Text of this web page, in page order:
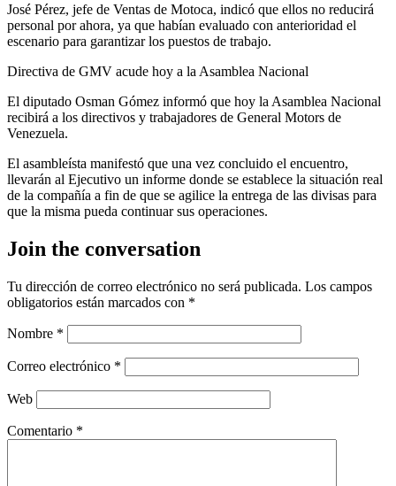
José Pérez, jefe de Ventas de Motoca, indicó que ellos no reducirá
personal por ahora, ya que habían evaluado con anterioridad el
escenario para garantizar los puestos de trabajo.
Directiva de GMV acude hoy a la Asamblea Nacional
El diputado Osman Gómez informó que hoy la Asamblea Nacional
recibirá a los directivos y trabajadores de General Motors de
Venezuela.
El asambleísta manifestó que una vez concluido el encuentro,
llevarán al Ejecutivo un informe donde se establece la situación real
de la compañía a fin de que se agilice la entrega de las divisas para
que la misma pueda continuar sus operaciones.
Join the conversation
Tu dirección de correo electrónico no será publicada. Los campos
obligatorios están marcados con *
Nombre *
Correo electrónico *
Web
Comentario *